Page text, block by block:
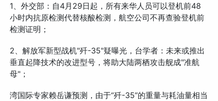
1、外交部：自4月29日起，所有来华人员可以登机前48
小时内抗原检测代替核酸检测，航空公司不再查验登机前
检测证明；
2、解放军新型战机"歼-35"疑曝光，台学者：未来或推出
垂直起降技术的改进型号，将助大陆两栖攻击舰成"准航
母"；
湾国际专家赖岳谦预测，由于“歼-35”的重量与耗油量相当